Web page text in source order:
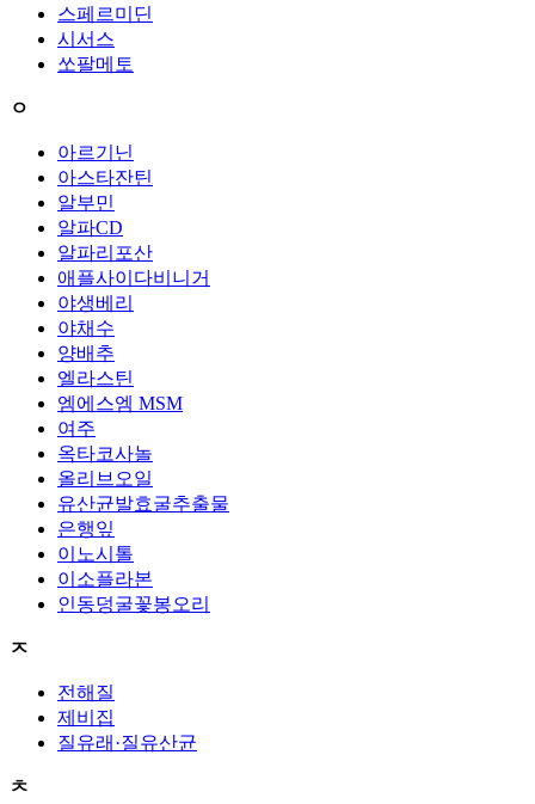
스페르미딘
시서스
쏘팔메토
ㅇ
아르기닌
아스타잔틴
알부민
알파CD
알파리포산
애플사이다비니거
야생베리
야채수
양배추
엘라스틴
엠에스엠 MSM
여주
옥타코사놀
올리브오일
유산균발효굴추출물
은행잎
이노시톨
이소플라본
인동덩굴꽃봉오리
ㅈ
전해질
제비집
질유래·질유산균
ㅊ